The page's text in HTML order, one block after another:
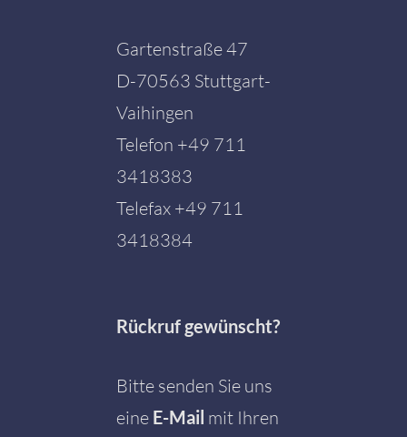
Gartenstraße 47
D-70563 Stuttgart-
Vaihingen
Telefon +49 711
3418383
Telefax +49 711
3418384
Rückruf gewünscht?
Bitte senden Sie uns
eine E-Mail mit Ihren